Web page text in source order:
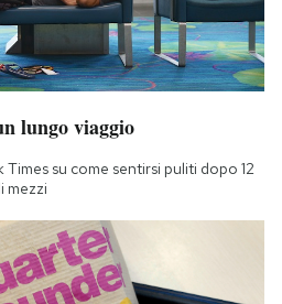
lungo viaggio
su come sentirsi puliti dopo 12
mezzi